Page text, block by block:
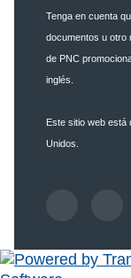
Tenga en cuenta
documentos u otro
de PNC
inglés.
Este sitio web está
Unidos.